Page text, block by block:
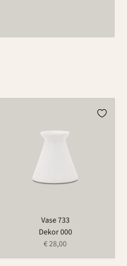
Vase 733
Dekor 000
€ 28,00